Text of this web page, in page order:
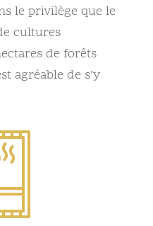
le privilège que le
cultures
de forêts
agréable de s’y